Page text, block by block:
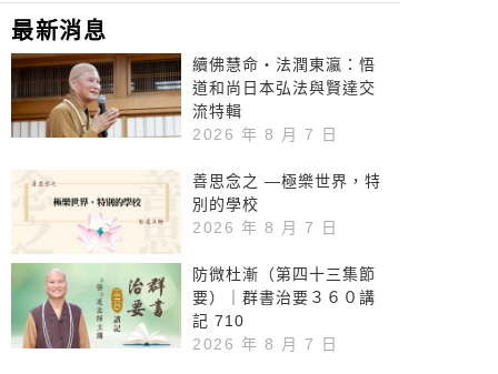
最新消息
續佛慧命‧法潤東瀛：悟
道和尚日本弘法與賢達交
流特輯
2026 年 8 月 7 日
善思念之 —極樂世界，特
別的學校
2026 年 8 月 7 日
防微杜漸（第四十三集節
要）｜群書治要３６０講
記 710
2026 年 8 月 7 日